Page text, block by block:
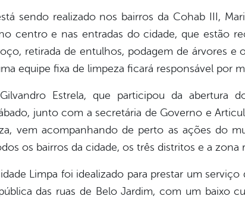
sendo realizado nos bairros da Cohab III,
no centro e nas entradas do cidade, que estão
retirada de entulhos, podagem de árvores
equipe fixa de limpeza ficará responsável por
Estrela, que participou da abertura
junto com a secretária de Governo e
vem acompanhando de perto as ações do
os bairros da cidade, os três distritos e a zona
Limpa foi idealizado para prestar um serviço
das ruas de Belo Jardim, com um baixo